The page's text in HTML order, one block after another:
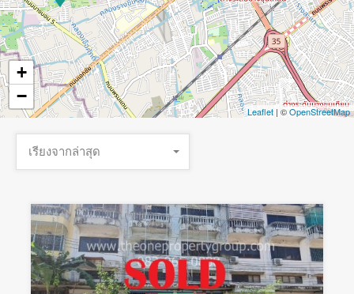
+
−
Leaflet | ©OpenStreetMap
เรียงจากล่าสุด